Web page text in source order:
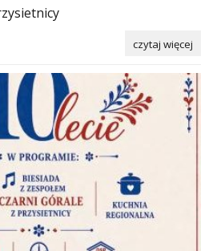
czytaj więcej